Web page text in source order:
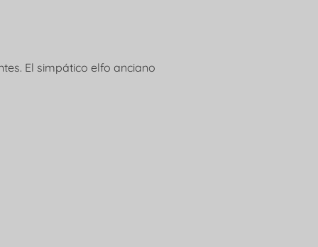
El simpático elfo anciano